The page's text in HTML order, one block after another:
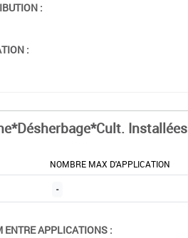
:
:
Installées
NOMBRE MAX D'APPLICATION
-
APPLICATIONS :